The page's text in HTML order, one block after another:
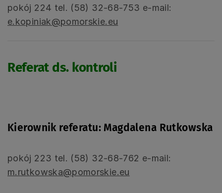
pokój 224 tel. (58) 32-68-753 e-mail:
e.kopiniak@pomorskie.eu
Referat ds. kontroli
Kierownik referatu: Magdalena Rutkowska
pokój 223 tel. (58) 32-68-762 e-mail:
m.rutkowska@pomorskie.eu